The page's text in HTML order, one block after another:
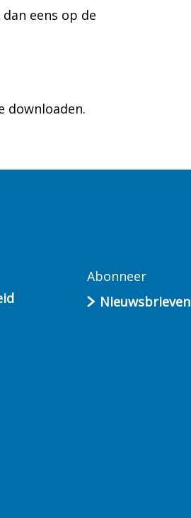
eens op de
downloaden.
Abonneer
Nieuwsbrieven